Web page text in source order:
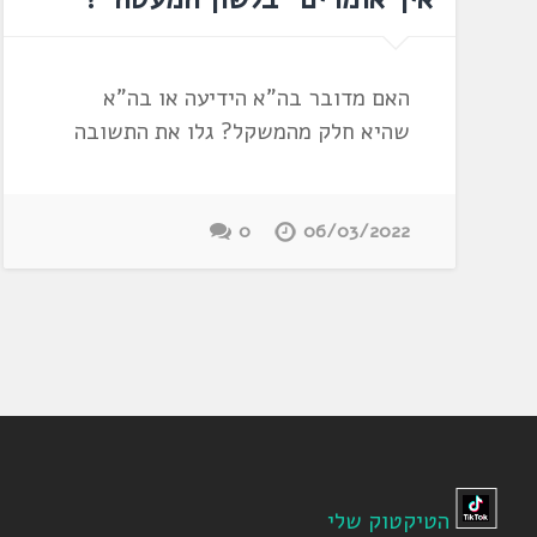
האם מדובר בה"א הידיעה או בה"א
שהיא חלק מהמשקל? גלו את התשובה
06/03/2022
0
הטיקטוק שלי